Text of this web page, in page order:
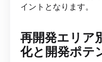
イントとなります。
再開発エリア
化と開発ポテ